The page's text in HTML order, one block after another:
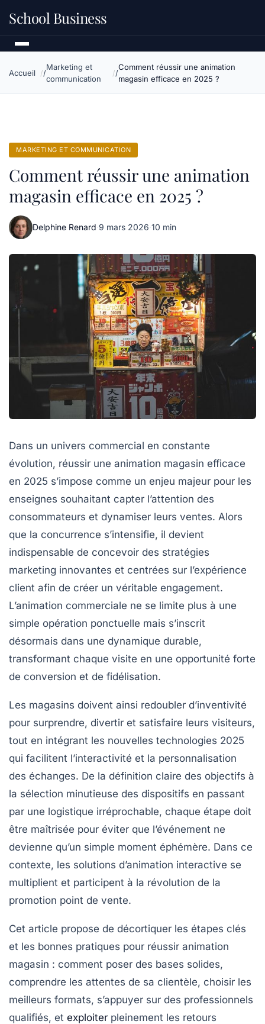
School Business
Accueil
Marketing et
communication
Comment réussir une animation
magasin efficace en 2025 ?
MARKETING ET COMMUNICATION
Comment réussir une animation
magasin efficace en 2025 ?
Delphine Renard·9 mars 2026·10 min
Dans un univers commercial en constante
évolution, réussir une animation magasin efficace
en 2025 s’impose comme un enjeu majeur pour les
enseignes souhaitant capter l’attention des
consommateurs et dynamiser leurs ventes. Alors
que la concurrence s’intensifie, il devient
indispensable de concevoir des stratégies
marketing innovantes et centrées sur l’expérience
client afin de créer un véritable engagement.
L’animation commerciale ne se limite plus à une
simple opération ponctuelle mais s’inscrit
désormais dans une dynamique durable,
transformant chaque visite en une opportunité forte
de conversion et de fidélisation.
Les magasins doivent ainsi redoubler d’inventivité
pour surprendre, divertir et satisfaire leurs visiteurs,
tout en intégrant les nouvelles technologies 2025
qui facilitent l’interactivité et la personnalisation
des échanges. De la définition claire des objectifs à
la sélection minutieuse des dispositifs en passant
par une logistique irréprochable, chaque étape doit
être maîtrisée pour éviter que l’événement ne
devienne qu’un simple moment éphémère. Dans ce
contexte, les solutions d’animation interactive se
multiplient et participent à la révolution de la
promotion point de vente.
Cet article propose de décortiquer les étapes clés
et les bonnes pratiques pour réussir animation
magasin : comment poser des bases solides,
comprendre les attentes de sa clientèle, choisir les
meilleurs formats, s’appuyer sur des professionnels
qualifiés, et exploiter pleinement les retours